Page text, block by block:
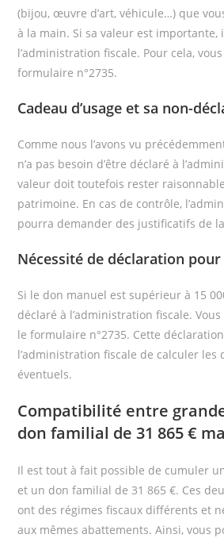
(bijou, œuvre d’art, véhicule…) que
à la main. Si sa valeur est importante,
l’administration fiscale. Pour cela,
formulaire n°2735.
Cadeau d’usage et sa non-
Comme nous l’avons vu
n’a pas besoin d’être déclaré à
valeur doit toutefois rester
patrimoine. En cas de contrôle,
pourra demander des justificatifs de
Nécessité de déclaration
Si le don manuel est supérieur à 15
déclaré à l’administration fiscale.
le formulaire n°2735. Cette
l’administration fiscale de calculer les
éventuels.
Compatibilité entre
don familial de 31 865 €
Il est tout à fait possible de cumuler
et un don familial de 31 865 €. Ces
ont des régimes fiscaux différents et
aux mêmes abattements. Ainsi, vous